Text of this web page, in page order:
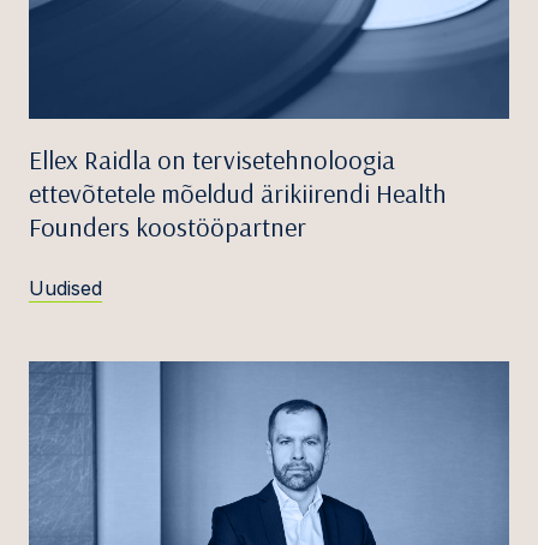
Ellex Raidla on tervisetehnoloogia
ettevõtetele mõeldud ärikiirendi Health
Founders koostööpartner
Uudised